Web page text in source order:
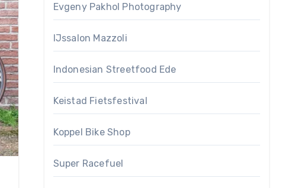
Evgeny Pakhol Photography
IJssalon Mazzoli
Indonesian Streetfood Ede
Keistad Fietsfestival
Koppel Bike Shop
Super Racefuel